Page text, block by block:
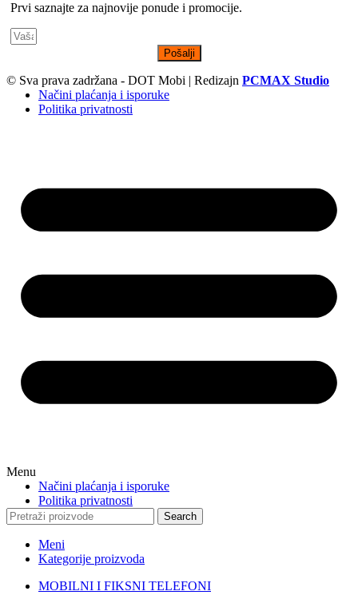
Prvi saznajte za najnovije ponude i promocije.
Pošalji
© Sva prava zadržana - DOT Mobi | Redizajn PCMAX Studio
Načini plaćanja i isporuke
Politika privatnosti
Menu
Načini plaćanja i isporuke
Politika privatnosti
Search
Meni
Kategorije proizvoda
MOBILNI I FIKSNI TELEFONI